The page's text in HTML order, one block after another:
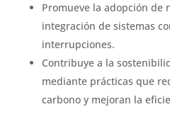
Promueve la adopción de
integración de sistemas
interrupciones.
Contribuye a la
mediante prácticas que
carbono y mejoran la